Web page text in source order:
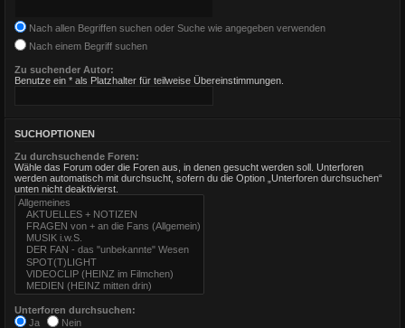
Nach allen Begriffen suchen oder Suche wie angegeben verwenden
Nach einem Begriff suchen
Zu suchender Autor:
Benutze ein * als Platzhalter für teilweise Übereinstimmungen.
SUCHOPTIONEN
Zu durchsuchende Foren:
Wähle das Forum oder die Foren aus, in denen gesucht werden soll. Unterforen
werden automatisch mit durchsucht, sofern du die Option „Unterforen durchsuchen“
unten nicht deaktivierst.
Unterforen durchsuchen:
Ja
Nein